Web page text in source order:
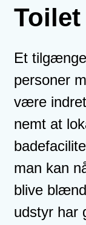
Et
personer
være
nemt at
man kan
blive
udstyr har